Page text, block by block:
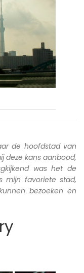
de hoofdstad van
deze kans aanbood,
was het de
mijn favoriete stad,
bezoeken en